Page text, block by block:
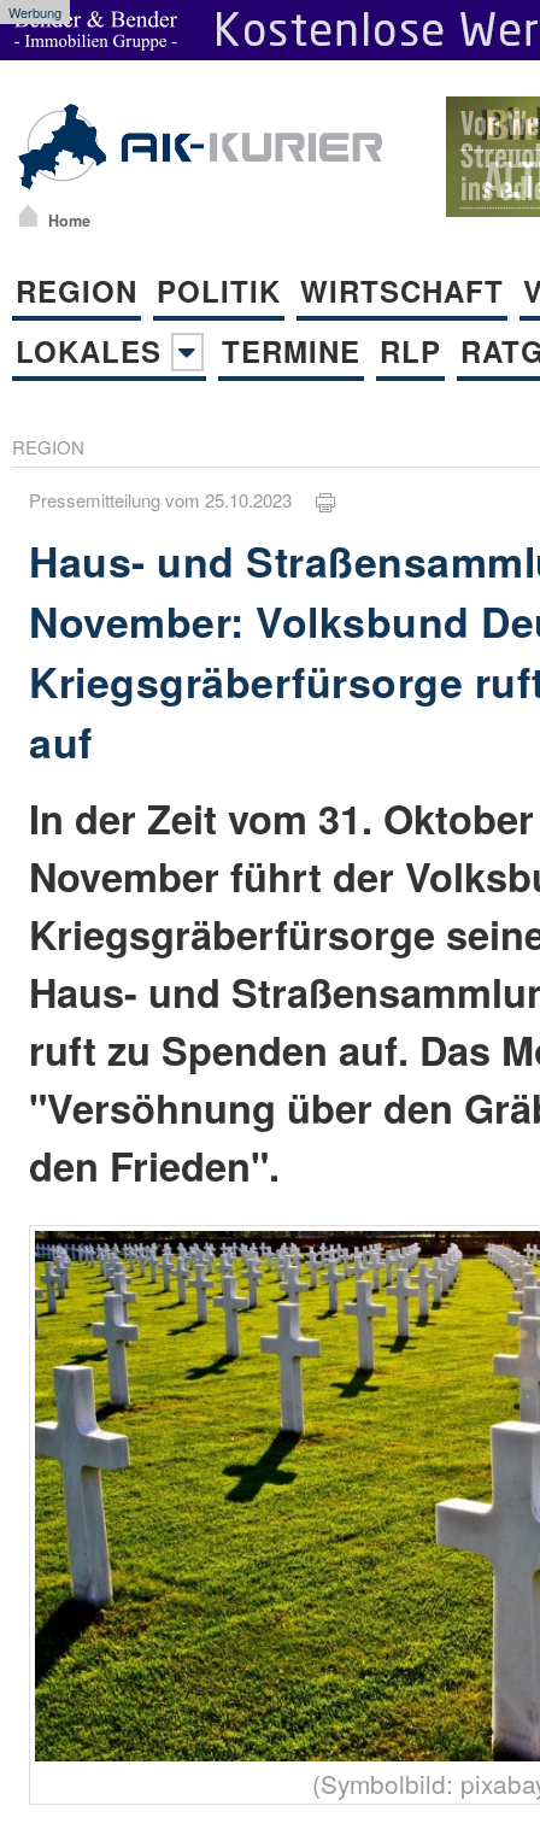
Werbung
Home
REGION POLITIK WIRTSCHAFT
LOKALES
TERMINE RLP
REGION
Pressemitteilung vom 25.10.2023
Haus- und
November: Volksbund
Kriegsgräberfürsorge
auf
In der Zeit vom 31.
November führt der
Kriegsgräberfürsorge
Haus- und
ruft zu Spenden auf. Das
"Versöhnung über den
den Frieden".
(Symbolbild: